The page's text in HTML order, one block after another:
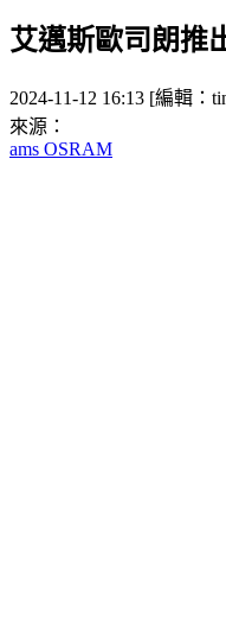
艾邁斯歐司朗推
2024-11-12 16:13 [編輯：
來源：
ams OSRAM